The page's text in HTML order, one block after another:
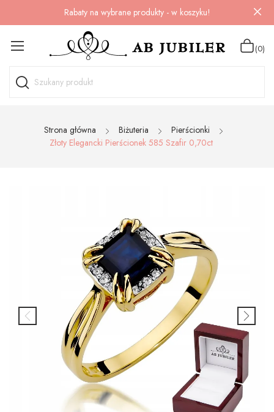
Rabaty na wybrane produkty - w koszyku!
(0)
Strona główna Biżuteria
Pierścionki
Złoty Elegancki Pierścionek 585 Szafir 0,70ct